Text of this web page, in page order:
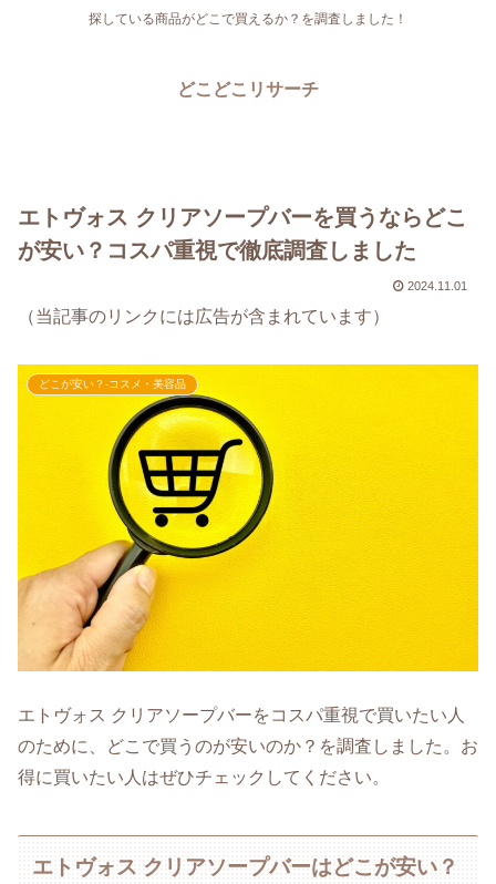
探している商品がどこで買えるか？を調査しました！
どこどこリサーチ
エトヴォス クリアソープバーを買うならどこ
が安い？コスパ重視で徹底調査しました
2024.11.01
（当記事のリンクには広告が含まれています）
どこが安い？-コスメ・美容品
エトヴォス クリアソープバーをコスパ重視で買いたい人
のために、どこで買うのが安いのか？を調査しました。お
得に買いたい人はぜひチェックしてください。
エトヴォス クリアソープバーはどこが安い？